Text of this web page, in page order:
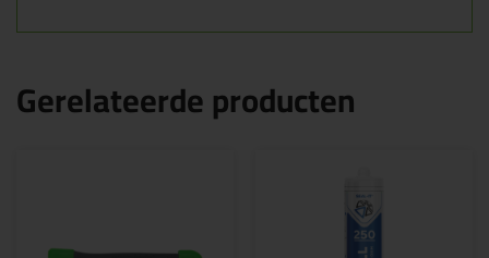
Gerelateerde producten